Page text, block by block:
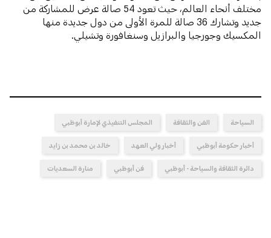
مختلف أنحاء العالم، حيث تعود 54 صالة عرض للمشاركة من
جديد وتشارك 36 صالة للمرة الأولى من دول جديدة منها
المكسيك وجورجيا والبرازيل وسنغافورة وتشيلي.
السياحة الفن والثقافة المجلس التنفيذي لإمارة أبوظبي
أخبار حكومة أبوظبي أخبار ولي العهد خالد بن محمد بن زايد
دائرة الثقافة والسياحة - أبوظبي فن أبوظبي منارة السعديات